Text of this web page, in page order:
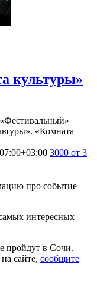
культуры»
«Фестивальный»
«Комната
3000 от 3
про событие
интересных
пройдут в Сочи.
сайте, сообщите